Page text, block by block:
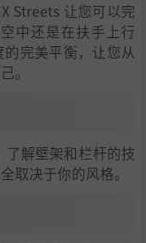
Streets 让您可以完
中还是在扶手上行
完美平衡，让您从
。
了解壁架和栏杆的技
取决于你的风格。